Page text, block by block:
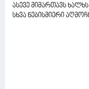
ასევე მიმართავს
სხვა ნებისმიერი